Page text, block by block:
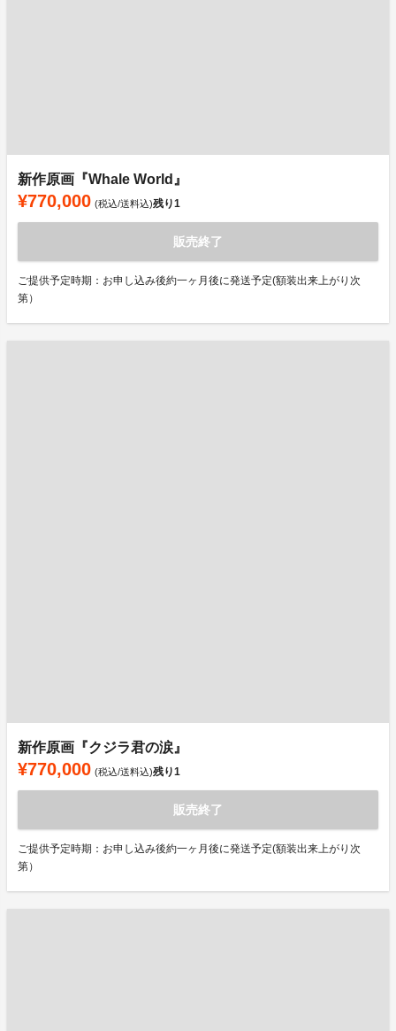
新作原画『Whale World』
¥770,000 (税込/送料込)残り1
販売終了
ご提供予定時期：お申し込み後約一ヶ月後に発送予定(額装出来上がり次
第）
新作原画『クジラ君の涙』
¥770,000 (税込/送料込)残り1
販売終了
ご提供予定時期：お申し込み後約一ヶ月後に発送予定(額装出来上がり次
第）